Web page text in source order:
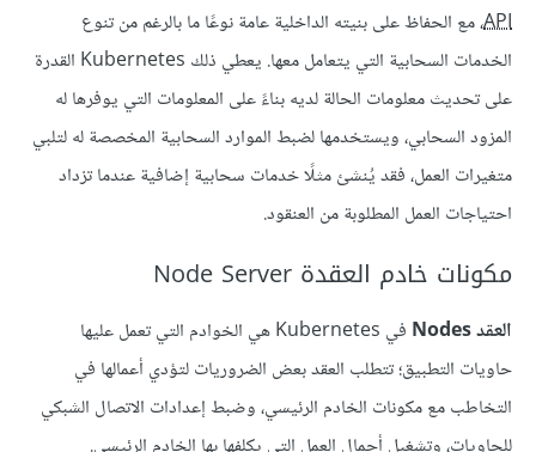
API، مع الحفاظ على بنيته الداخلية عامة نوعًا ما بالرغم من تنوع
الخدمات السحابية التي يتعامل معها. يعطي ذلك Kubernetes القدرة
على تحديث معلومات الحالة لديه بناءً على المعلومات التي يوفرها له
المزود السحابي، ويستخدمها لضبط الموارد السحابية المخصصة له لتلبي
متغيرات العمل، فقد يُنشئ مثلًا خدمات سحابية إضافية عندما تزداد
احتياجات العمل المطلوبة من العنقود.
مكونات خادم العقدة Node Server
العقد Nodes
في Kubernetes هي الخوادم التي تعمل عليها
حاويات التطبيق؛ تتطلب العقد بعض الضروريات لتؤدي أعمالها في
التخاطب مع مكونات الخادم الرئيسي، وضبط إعدادات الاتصال الشبكي